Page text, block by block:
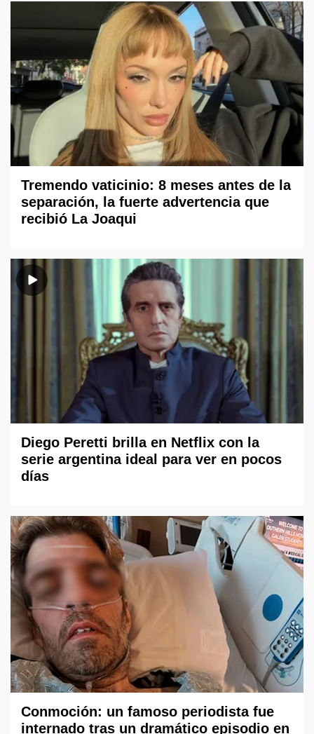
Tremendo vaticinio: 8 meses antes de la
separación, la fuerte advertencia que
recibió La Joaqui
Diego Peretti brilla en Netflix con la
serie argentina ideal para ver en pocos
días
Conmoción: un famoso periodista fue
internado tras un dramático episodio en